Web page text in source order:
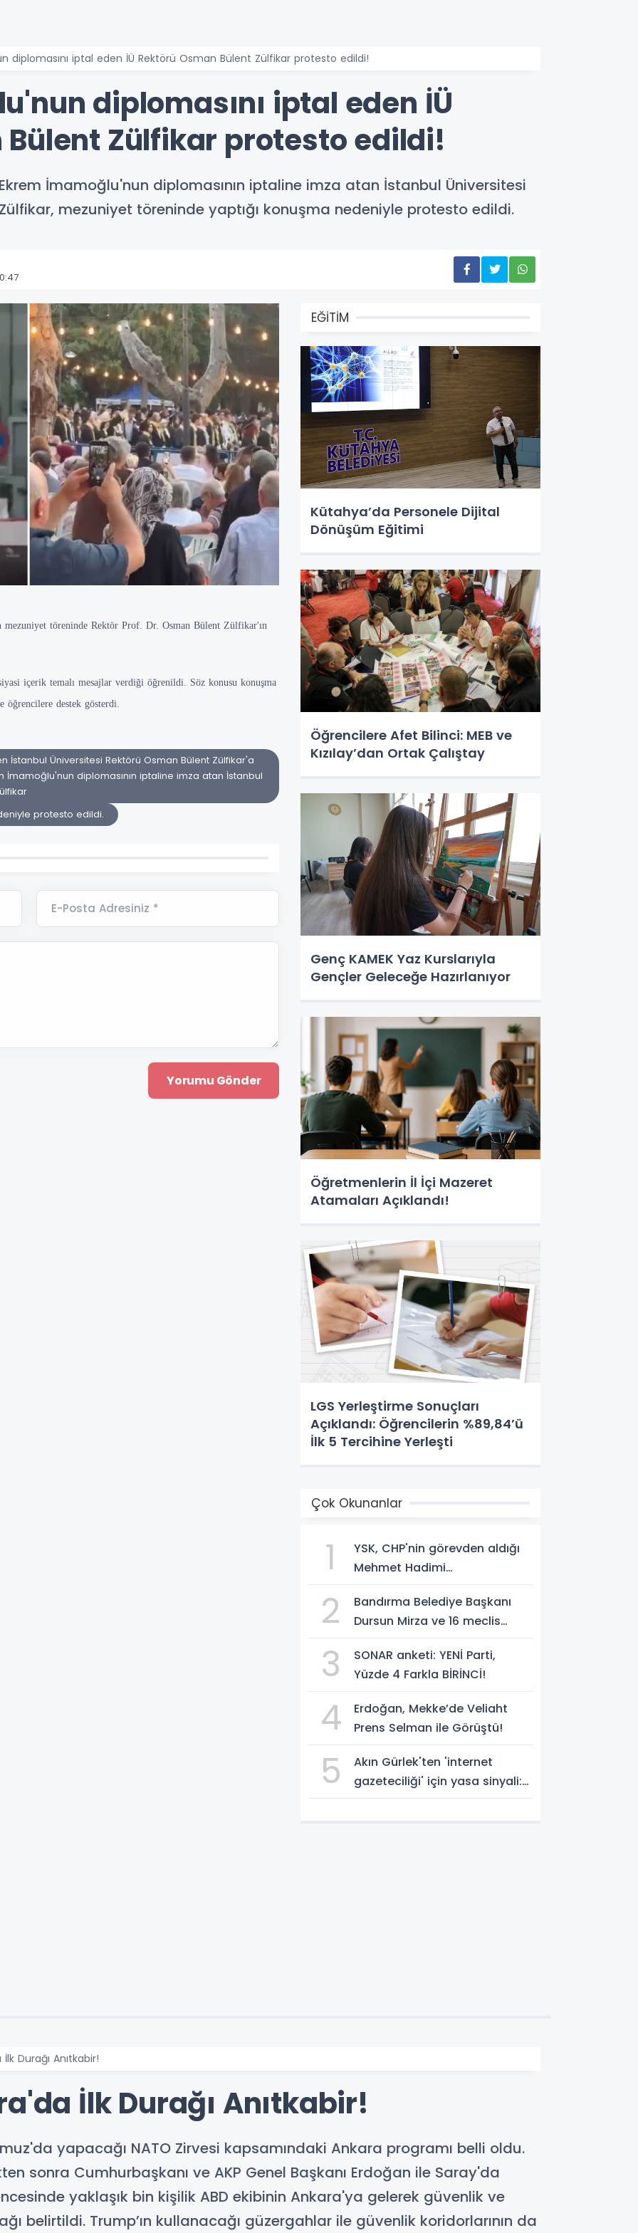
diplomasını iptal eden İÜ Rektörü Osman Bülent Zülfikar protesto edildi!
diplomasını iptal eden İÜ
Bülent Zülfikar protesto edildi!
İmamoğlu'nun diplomasının iptaline imza atan İstanbul Üniversitesi
mezuniyet töreninde yaptığı konuşma nedeniyle protesto edildi.
töreninde Rektör Prof. Dr. Osman Bülent Zülfikar'ın
içerik temalı mesajlar verdiği öğrenildi. Söz konusu konuşma
öğrencilere destek gösterdi.
İstanbul Üniversitesi Rektörü Osman Bülent Zülfikar'a
İmamoğlu'nun diplomasının iptaline imza atan İstanbul
protesto edildi.
E-Posta Adresiniz *
EĞİTİM
Kütahya’da Personele Dijital
Dönüşüm Eğitimi
Öğrencilere Afet Bilinci: MEB ve
Kızılay’dan Ortak Çalıştay
Genç KAMEK Yaz Kurslarıyla
Gençler Geleceğe Hazırlanıyor
Öğretmenlerin İl İçi Mazeret
Atamaları Açıklandı!
LGS Yerleştirme Sonuçları
Açıklandı: Öğrencilerin %89,84’ü
İlk 5 Tercihine Yerleşti
Çok Okunanlar
1
YSK, CHP'nin görevden aldığı
Mehmet Hadimi
temsilcisi olarak atadı!
2
Bandırma Belediye Başkanı
Dursun Mirza ve 16 meclis
geçti!
3
SONAR anketi: YENİ Parti,
Yüzde 4 Farkla BİRİNCİ!
4
Erdoğan, Mekke’de Veliaht
Prens Selman ile Görüştü!
5
Akın Gürlek'ten 'internet
gazeteciliği' için yasa sinyali:
Durağı Anıtkabir!
İlk Durağı Anıtkabir!
yapacağı NATO Zirvesi kapsamındaki Ankara programı belli oldu.
sonra Cumhurbaşkanı ve AKP Genel Başkanı Erdoğan ile Saray'da
yaklaşık bin kişilik ABD ekibinin Ankara'ya gelerek güvenlik ve
belirtildi. Trump’ın kullanacağı güzergahlar ile güvenlik koridorlarının da